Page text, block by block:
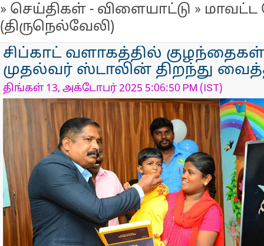
» செய்திகள் - விளையாட்டு » மாவட்ட
(திருநெல்வேலி)
சிப்காட் வளாகத்தில்
முதல்வர் ஸ்டாலின் திறந்து
திங்கள் 13, அக்டோபர் 2025 5:06:50 PM (IST)